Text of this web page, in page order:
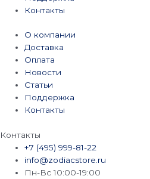
Контакты
О компании
Доставка
Оплата
Новости
Статьи
Поддержка
Контакты
Контакты
+7 (495) 999-81-22
info@zodiacstore.ru
Пн-Вс 10:00-19:00